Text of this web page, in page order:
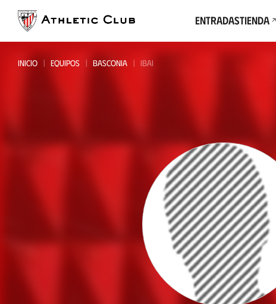
contenido
principal
EntradasTienda
INICIO EQUIPOS BASCONIA IBAI